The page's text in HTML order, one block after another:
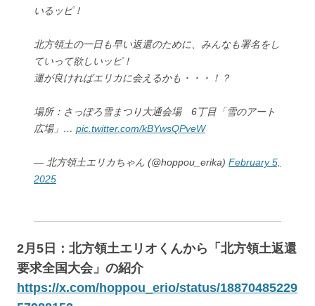
いるッピ！
北方領土の一日も早い返還のために、みんなも署名をし
ていって欲しいッピ！
運が良ければエリカに会えるかも・・・！？
場所：さっぽろ雪まつり大通会場 6丁目「雪のアート
広場」… pic.twitter.com/kBYwsQPveW
— 北方領土エリカちゃん (@hoppou_erika) February 5,
2025
2月5日：北方領土エリオくんから「北方領土返還
要求全国大会」の紹介
https://x.com/hoppou_erio/status/18870485229